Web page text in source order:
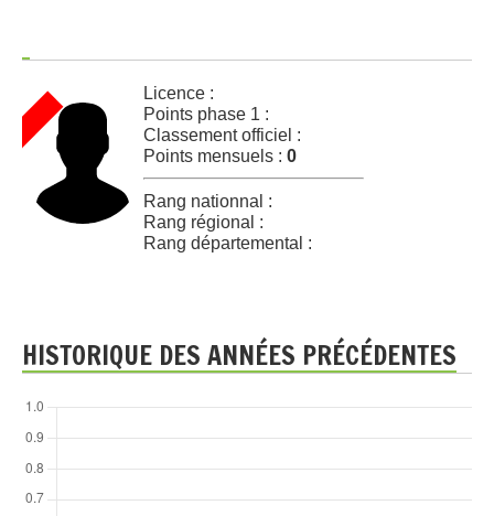
Licence :
Points phase 1 :
Classement officiel :
Points mensuels : 0
Rang nationnal :
Rang régional :
Rang départemental :
HISTORIQUE DES ANNÉES PRÉCÉDENTES